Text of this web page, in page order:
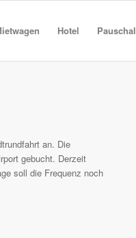
Hotel Pauschal
an. Die
gebucht. Derzeit
soll die Frequenz noch